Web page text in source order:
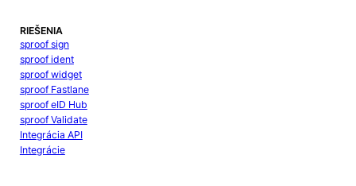
RIEŠENIA
sproof sign
sproof ident
sproof widget
sproof Fastlane
sproof eID Hub
sproof Validate
Integrácia API
Integrácie